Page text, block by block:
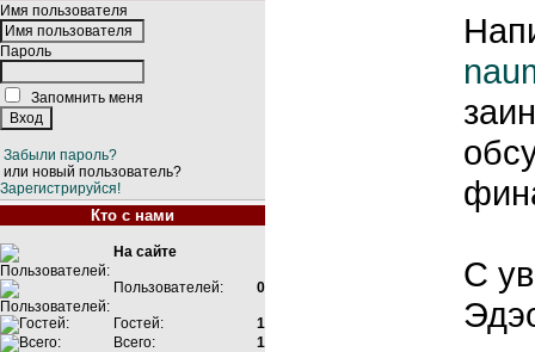
Имя пользователя
Пароль
Запомнить меня
Забыли пароль?
или новый пользователь?
Зарегистрируйся!
Кто с нами
На сайте
Пользователей: 0
Гостей:
1
Всего:
1
С